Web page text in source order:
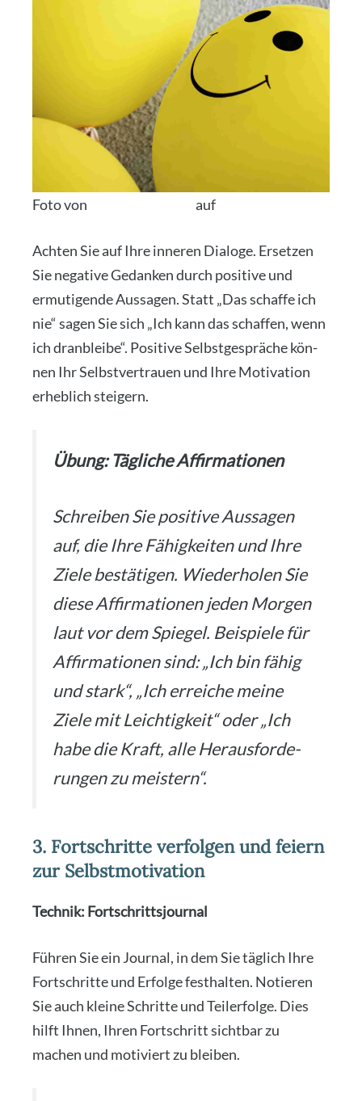
Foto von auf
Ach­ten Sie auf Ihre inne­ren Dia­lo­ge. Erset­zen
Sie nega­ti­ve Gedan­ken durch posi­ti­ve und
ermu­ti­gen­de Aus­sa­gen. Statt „Das schaf­fe ich
nie“ sagen Sie sich „Ich kann das schaf­fen, wenn
ich dran­blei­be“. Posi­ti­ve Selbst­ge­sprä­che kön­
nen Ihr Selbst­ver­trau­en und Ihre Moti­va­ti­on
erheb­lich stei­gern.
Übung: Täg­li­che Affir­ma­tio­nen
Schrei­ben Sie posi­ti­ve Aus­sa­gen
auf, die Ihre Fähig­kei­ten und Ihre
Zie­le bestä­ti­gen. Wie­der­ho­len Sie
die­se Affir­ma­tio­nen jeden Mor­gen
laut vor dem Spie­gel. Bei­spie­le für
Affir­ma­tio­nen sind: „Ich bin fähig
und stark“, „Ich errei­che mei­ne
Zie­le mit Leich­tig­keit“ oder „Ich
habe die Kraft, alle Her­aus­for­de­
run­gen zu meis­tern“.
3. Fortschritte verfolgen und feiern
zur Selbstmotivation
Tech­nik: Fort­schritts­jour­nal
Füh­ren Sie ein Jour­nal, in dem Sie täg­lich Ihre
Fort­schrit­te und Erfol­ge fest­hal­ten. Notie­ren
Sie auch klei­ne Schrit­te und Teil­erfol­ge. Dies
hilft Ihnen, Ihren Fort­schritt sicht­bar zu
machen und moti­viert zu blei­ben.